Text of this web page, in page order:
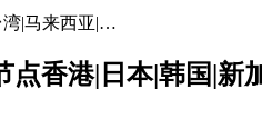
湾|马来西亚|…
香港|日本|韩国|新